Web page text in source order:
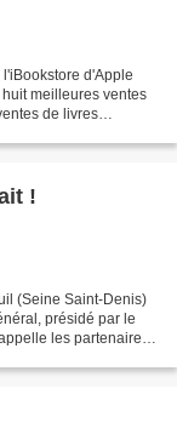
d'Apple
meilleures ventes
de livres
!
(Seine Saint-Denis)
présidé par le
les partenaires